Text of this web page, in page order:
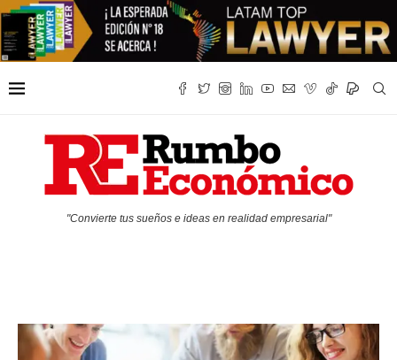
"Convierte tus sueños e ideas en realidad empresarial"